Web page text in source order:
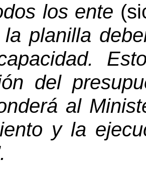
los ente
planilla
del
al
y la